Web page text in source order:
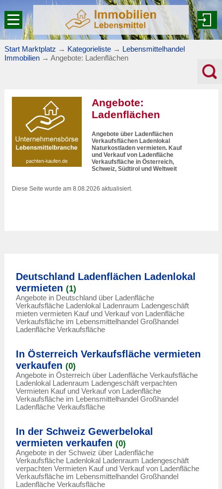
Start Marktplatz → Kategorieliste → Lebensmittelhandel
Immobilien → Angebote: Ladenflächen
Angebote:
Ladenflächen
Angebote über Ladenflächen
Verkaufsflächen Ladenlokal
Naturkostladen vermieten. Kauf
und Verkauf von Ladenfläche
Verkaufsfläche in Österreich,
Schweiz, Südtirol und Weltweit
Diese Seite wurde am 8.08.2026 aktualisiert.
Deutschland Ladenflächen Ladenlokal
vermieten (1)
Angebote in Deutschland über Ladenfläche
Verkaufsfläche Ladenlokal Ladenraum Ladengeschäft
mieten vermieten Kauf und Verkauf von Ladenfläche
Verkaufsfläche im Lebensmittelhandel Großhandel
Ladenfläche Verkaufsfläche
In Österreich Verkaufsfläche vermieten
verkaufen (0)
Angebote in Österreich über Ladenfläche Verkaufsfläche
Ladenlokal Ladenraum Ladengeschäft verpachten
Vermieten Kauf und Verkauf von Ladenfläche
Verkaufsfläche im Lebensmittelhandel Großhandel
Ladenfläche Verkaufsfläche
In der Schweiz Gewerbelokal
vermieten verkaufen (0)
Angebote in der Schweiz über Ladenfläche
Verkaufsfläche Ladenlokal Ladenraum Ladengeschäft
verpachten Vermieten Kauf und Verkauf von Ladenfläche
Verkaufsfläche im Lebensmittelhandel Großhandel
Ladenfläche Verkaufsfläche